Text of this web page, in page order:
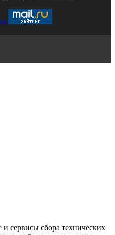
сервисы сбора технических